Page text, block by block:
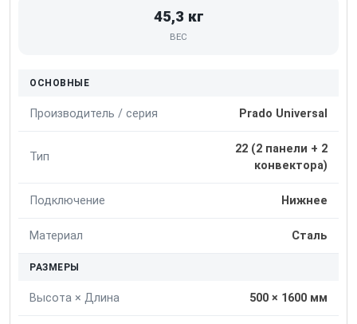
45,3 кг
ВЕС
ОСНОВНЫЕ
Производитель / серия Prado Universal
Тип
22 (2 панели + 2
конвектора)
Подключение Нижнее
Материал Сталь
РАЗМЕРЫ
Высота × Длина 500 × 1600 мм